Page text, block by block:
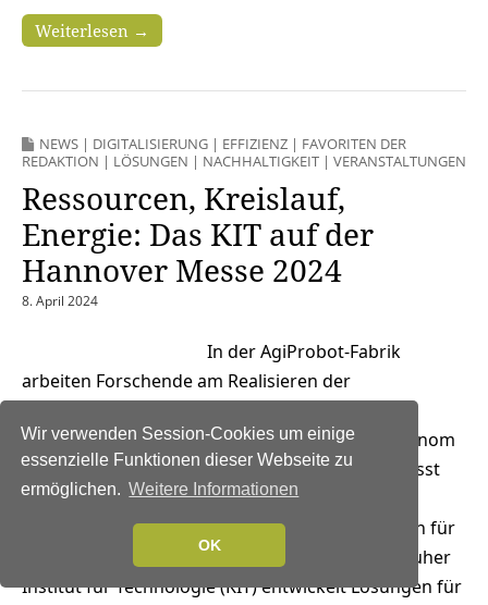
Wir verwenden Session-Cookies um einige
essenzielle Funktionen dieser Webseite zu
ermöglichen. Weitere Informationen
OK
Weiterlesen →
NEWS | DIGITALISIERUNG | EFFIZIENZ | FAVORITEN DER
REDAKTION | LÖSUNGEN | NACHHALTIGKEIT | VERANSTALTUNGEN
Ressourcen, Kreislauf,
Energie: Das KIT auf der
Hannover Messe 2024
8. April 2024
In der AgiProbot-Fabrik
arbeiten Forschende am Realisieren der
Bramsiepe, KIT) Wie können sich Fabriken autonom
an laufend neue Bedingungen anpassen? Wie lässt
sich Beton ressourcen- und klimaschonend
herstellen? Wie schaffen wir Speicherkapazitäten für
den Ausbau erneuerbarer Energien? Das Karlsruher
Institut für Technologie (KIT) entwickelt Lösungen für